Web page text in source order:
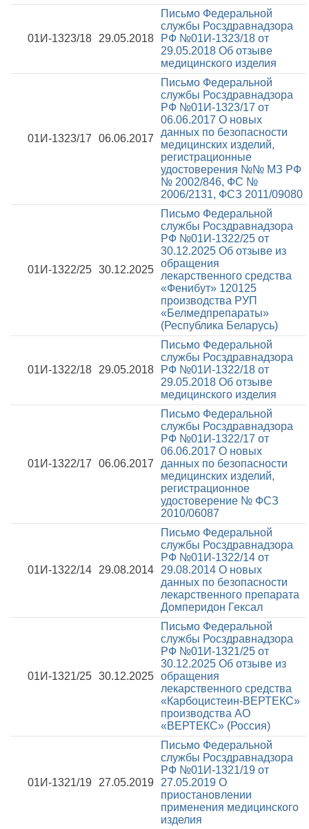
01И-1323/18 29.05.2018
Письмо Федеральной
службы Росздравнадзора
РФ №01И-1323/18 от
29.05.2018 Об отзыве
медицинского изделия
01И-1323/17 06.06.2017
Письмо Федеральной
службы Росздравнадзора
РФ №01И-1323/17 от
06.06.2017 О новых
данных по безопасности
медицинских изделий,
регистрационные
удостоверения №№ МЗ РФ
№ 2002/846, ФС №
2006/2131, ФСЗ 2011/09080
01И-1322/25 30.12.2025
Письмо Федеральной
службы Росздравнадзора
РФ №01И-1322/25 от
30.12.2025 Об отзыве из
обращения
лекарственного средства
«Фенибут» 120125
производства РУП
«Белмедпрепараты»
(Республика Беларусь)
01И-1322/18 29.05.2018
Письмо Федеральной
службы Росздравнадзора
РФ №01И-1322/18 от
29.05.2018 Об отзыве
медицинского изделия
01И-1322/17 06.06.2017
Письмо Федеральной
службы Росздравнадзора
РФ №01И-1322/17 от
06.06.2017 О новых
данных по безопасности
медицинских изделий,
регистрационное
удостоверение № ФСЗ
2010/06087
01И-1322/14 29.08.2014
Письмо Федеральной
службы Росздравнадзора
РФ №01И-1322/14 от
29.08.2014 О новых
данных по безопасности
лекарственного препарата
Домперидон Гексал
01И-1321/25 30.12.2025
Письмо Федеральной
службы Росздравнадзора
РФ №01И-1321/25 от
30.12.2025 Об отзыве из
обращения
лекарственного средства
«Карбоцистеин-ВЕРТЕКС»
производства АО
«ВЕРТЕКС» (Россия)
01И-1321/19 27.05.2019
Письмо Федеральной
службы Росздравнадзора
РФ №01И-1321/19 от
27.05.2019 О
приостановлении
применения медицинского
изделия